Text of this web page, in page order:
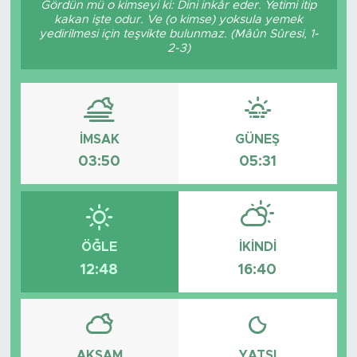
Gördün mü o kimseyi ki: Dini inkâr eder. Yetimi itip
kakan işte odur. Ve (o kimse) yoksula yemek
yedirilmesi için teşvikte bulunmaz. (Mâûn Sûresi, 1-
2-3)
İMSAK
03:50
GÜNEŞ
05:31
ÖĞLE
12:48
İKINDI
16:40
BİLİM-TEKNOLOJİ
RÖPÖRTAJ
ANALİZ
KULİS
YAZARLAR
POLİTİKA
EKONOMİ